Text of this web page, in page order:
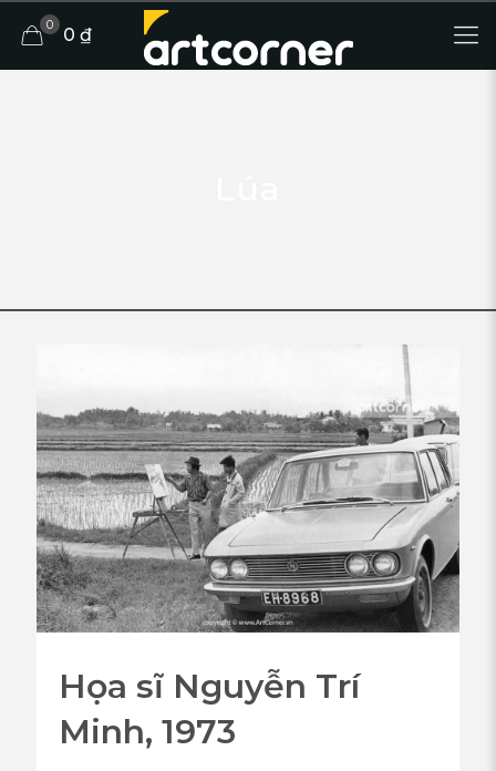
0 0 ₫
Họa sĩ Nguyễn Trí
Minh, 1973